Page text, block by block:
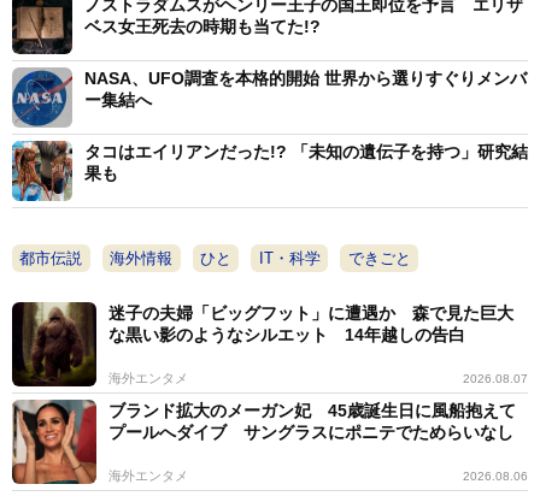
ノストラダムスがヘンリー王子の国王即位を予言 エリザ
ベス女王死去の時期も当てた!?
NASA、UFO調査を本格的開始 世界から選りすぐりメンバ
ー集結へ
タコはエイリアンだった!? 「未知の遺伝子を持つ」研究結
果も
都市伝説 海外情報 ひと IT・科学 できごと
迷子の夫婦「ビッグフット」に遭遇か 森で見た巨大
な黒い影のようなシルエット 14年越しの告白
海外エンタメ 2026.08.07
ブランド拡大のメーガン妃 45歳誕生日に風船抱えて
プールへダイブ サングラスにポニテでためらいなし
海外エンタメ 2026.08.06